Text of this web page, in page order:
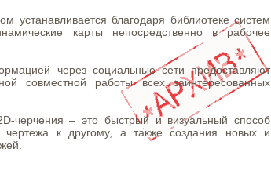
устанавливается благодаря библиотеке систем
карты непосредственно в рабочее
через социальные сети предоставляют
совместной работы всех заинтересованных
черчения – это быстрый и визуальный способ
чертежа к другому, а также создания новых и